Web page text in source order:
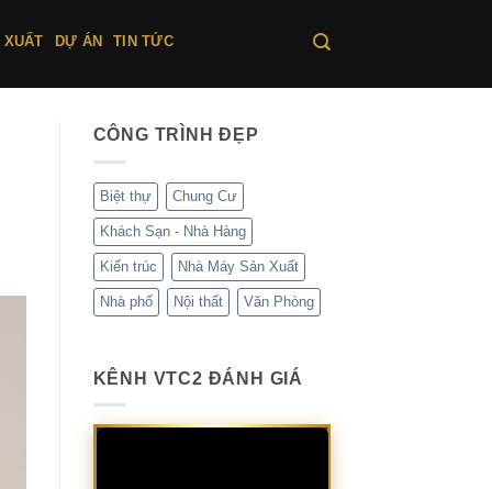
DỰ ÁN TIN TỨC
CÔNG TRÌNH ĐẸP
Biệt thự Chung Cư
Khách Sạn - Nhà Hàng
Kiến trúc Nhà Máy Sản Xuất
Nhà phố Nội thất Văn Phòng
KÊNH VTC2 ĐÁNH GIÁ
Trình